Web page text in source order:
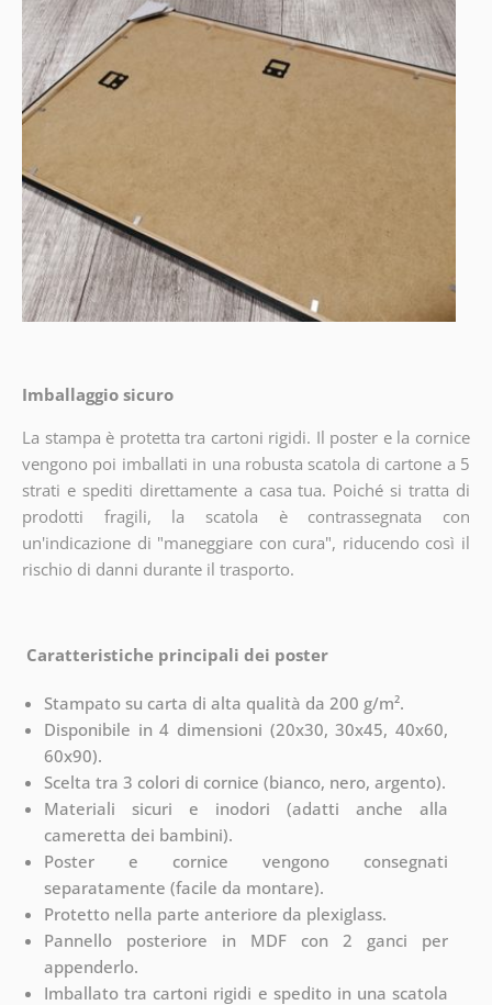
Imballaggio sicuro
La stampa è protetta tra cartoni rigidi. Il poster e la cornice
vengono poi imballati in una robusta scatola di cartone a 5
strati e spediti direttamente a casa tua. Poiché si tratta di
prodotti fragili, la scatola è contrassegnata con
un'indicazione di "maneggiare con cura", riducendo così il
rischio di danni durante il trasporto.
Caratteristiche principali dei poster
Stampato su carta di alta qualità da 200 g/m².
Disponibile in 4 dimensioni (20x30, 30x45, 40x60,
60x90).
Scelta tra 3 colori di cornice (bianco, nero, argento).
Materiali sicuri e inodori (adatti anche alla
cameretta dei bambini).
Poster e cornice vengono consegnati
separatamente (facile da montare).
Protetto nella parte anteriore da plexiglass.
Pannello posteriore in MDF con 2 ganci per
appenderlo.
Imballato tra cartoni rigidi e spedito in una scatola